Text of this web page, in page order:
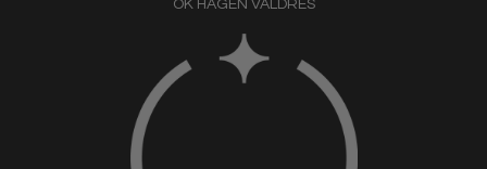
OK HAGEN VALDRES